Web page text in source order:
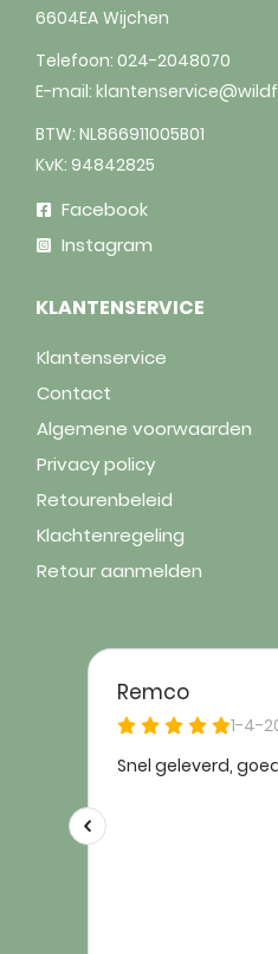
6604EA Wijchen
Telefoon: 024-2048070
E-mail:
BTW: NL866911005B01
KvK: 94842825
Facebook
Instagram
KLANTENSERVICE
Klantenservice
Contact
Algemene voorwaarden
Privacy policy
Retourenbeleid
Klachtenregeling
Retour aanmelden